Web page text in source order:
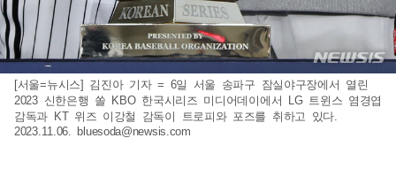
[서울=뉴시스] 김진아 기자 = 6일 서울 송파구 잠실야구장에서 열린
2023 신한은행 쏠 KBO 한국시리즈 미디어데이에서 LG 트윈스 염경엽
감독과 KT 위즈 이강철 감독이 트로피와 포즈를 취하고 있다.
2023.11.06. bluesoda@newsis.com